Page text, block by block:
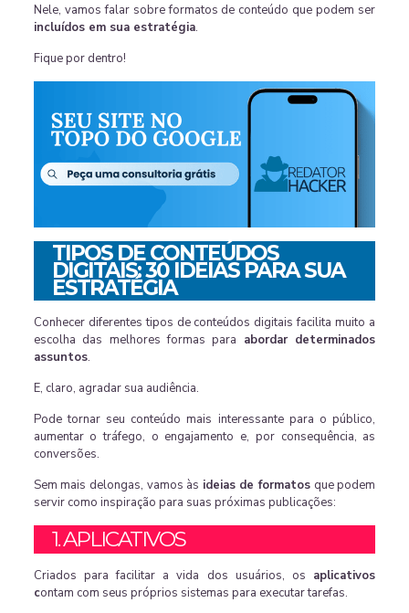
Nele, vamos falar sobre formatos de conteúdo que podem ser
incluídos em sua estratégia.
Fique por dentro!
TIPOS DE CONTEÚDOS
DIGITAIS: 30 IDEIAS PARA SUA
ESTRATÉGIA
Conhecer diferentes tipos de conteúdos digitais facilita muito a
escolha das melhores formas para abordar determinados
assuntos.
E, claro, agradar sua audiência.
Pode tornar seu conteúdo mais interessante para o público,
aumentar o tráfego, o engajamento e, por consequência, as
conversões.
Sem mais delongas, vamos às ideias de formatos que podem
servir como inspiração para suas próximas publicações:
1. APLICATIVOS
Criados para facilitar a vida dos usuários, os aplicativos
contam com seus próprios sistemas para executar tarefas.